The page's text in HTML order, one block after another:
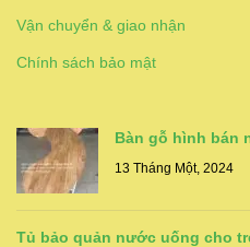
Vận chuyển & giao nhận
Chính sách bảo mật
Bàn gỗ hình bán
13 Tháng Một, 2024
Tủ bảo quản nước uống cho